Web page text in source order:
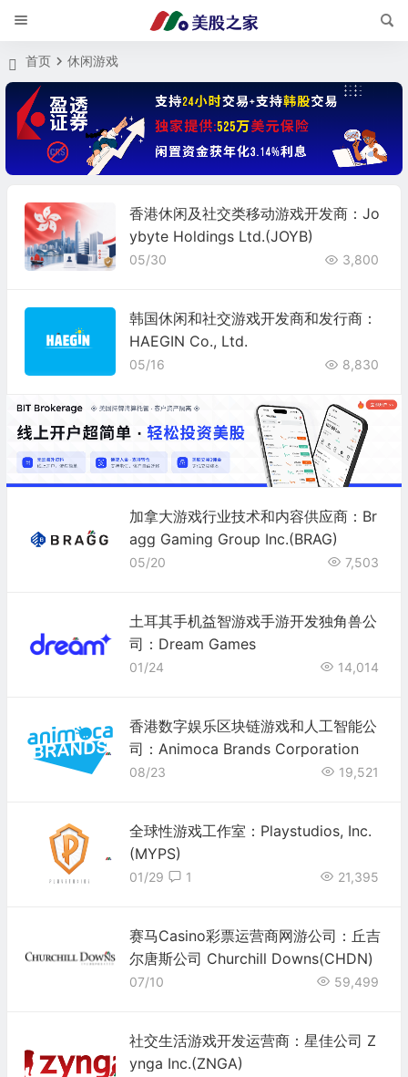
首页 休闲游戏
香港休闲及社交类移动游戏开发商：Jo
ybyte Holdings Ltd.(JOYB)
05/30 3,800
韩国休闲和社交游戏开发商和发行商：
HAEGIN Co., Ltd.
05/16 8,830
加拿大游戏行业技术和内容供应商：Br
agg Gaming Group Inc.(BRAG)
05/20 7,503
土耳其手机益智游戏手游开发独角兽公
司：Dream Games
01/24 14,014
香港数字娱乐区块链游戏和人工智能公
司：Animoca Brands Corporation
08/23 19,521
全球性游戏工作室：Playstudios, Inc.
(MYPS)
01/29 21,395
1
赛马Casino彩票运营商网游公司：丘吉
尔唐斯公司 Churchill Downs(CHDN)
07/10 59,499
社交生活游戏开发运营商：星佳公司 Z
ynga Inc.(ZNGA)